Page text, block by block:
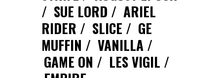
SUE LORD
ARIEL
RIDER
SLICE
GE
MUFFIN
VANILLA
GAME ON
LES VIGIL